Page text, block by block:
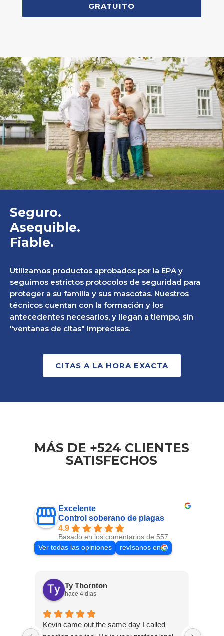
GRATUITO
Seguro.
Asequible.
Fiable.
Utilizamos productos aprobados por la EPA y
seguimos estrictos protocolos de seguridad para
proteger a su familia y sus mascotas. Nuestros
técnicos cuentan con la formación y los
antecedentes necesarios, y llegan a tiempo, sin
"ventanas de citas" imprecisas.
CITAS A LA HORA EXACTA
MÁS DE +524 CLIENTES
SATISFECHOS
Excelente
Control soberano de plagas
4.9
Basado en los comentarios de 557
Ver todas las opiniones
revísanos en
Ty Thornton
hace 4 días
Kevin came out the same day I called